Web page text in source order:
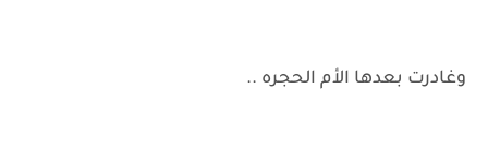
وغادرت بعدها الأم الحجره ..